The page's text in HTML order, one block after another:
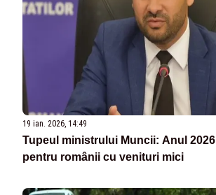
19 ian. 2026, 14:49
Tupeul ministrului Muncii: Anul
pentru românii cu venituri mici